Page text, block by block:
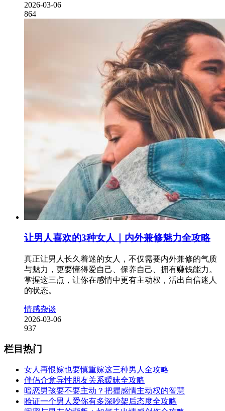
2026-03-06
864
让男人喜欢的3种女人｜内外兼修魅力全攻略
真正让男人长久着迷的女人，不仅需要内外兼修的气质
与魅力，更要懂得爱自己、保养自己、拥有赚钱能力。
掌握这三点，让你在感情中更有主动权，活出自信迷人
的状态。
情感杂谈
2026-03-06
937
栏目热门
女人再恨嫁也要慎重嫁这三种男人全攻略
伴侣介意异性朋友关系暧昧全攻略
暗恋男孩要不要主动？把握感情主动权的智慧
验证一个男人爱你有多深吵架后态度全攻略